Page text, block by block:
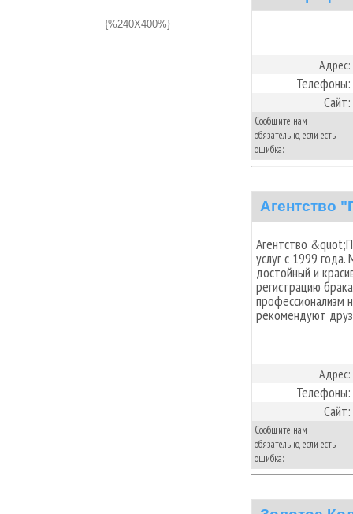
{%240X400%}
Адрес:
Телефоны:
Сайт:
Сообщите нам
обязательно, если есть
ошибка:
Агентство
Агентство
услуг с 1999
достойный и
регистрацию
профессионализм
рекомендуют
Адрес:
Телефоны:
Сайт:
Сообщите нам
обязательно, если есть
ошибка: